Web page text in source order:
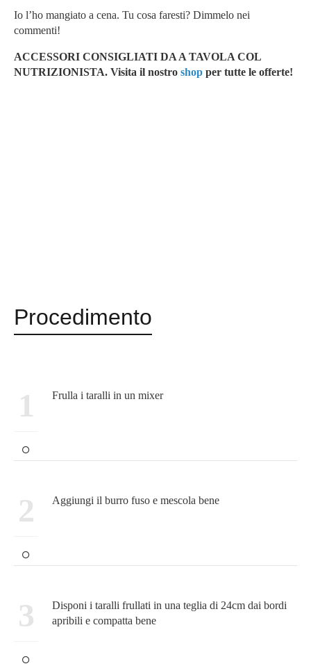
Io l’ho mangiato a cena. Tu cosa faresti? Dimmelo nei
commenti!
ACCESSORI CONSIGLIATI DA A TAVOLA COL
NUTRIZIONISTA. Visita il nostro shop per tutte le offerte!
Procedimento
1 Frulla i taralli in un mixer
2 Aggiungi il burro fuso e mescola bene
3
Disponi i taralli frullati in una teglia di 24cm dai bordi
apribili e compatta bene